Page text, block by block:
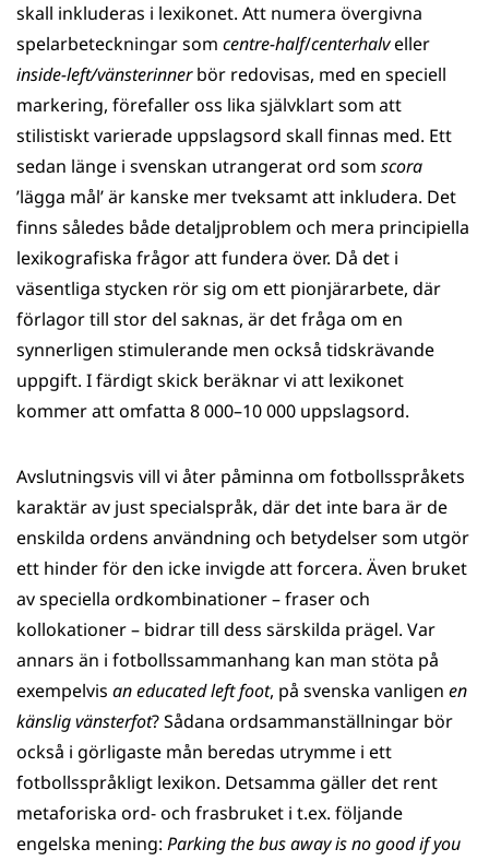
skall inkluderas i lexikonet. Att numera övergivna
spelarbeteckningar som centre-half/centerhalveller
inside-left/vänsterinnerbör redovisas, med en speciell
markering, förefaller oss lika självklart som att
stilistiskt varierade uppslagsord skall finnas med. Ett
sedan länge i svenskan utrangerat ord som scora
’lägga mål’ är kanske mer tveksamt att inkludera. Det
finns således både detaljproblem och mera principiella
lexikografiska frågor att fundera över. Då det i
väsentliga stycken rör sig om ett pionjärarbete, där
förlagor till stor del saknas, är det fråga om en
synnerligen stimulerande men också tidskrävande
uppgift. I färdigt skick beräknar vi att lexikonet
kommer att omfatta 8 000–10 000 uppslagsord.
Avslutningsvis vill vi åter påminna om fotbollsspråkets
karaktär av just specialspråk, där det inte bara är de
enskilda ordens användning och betydelser som utgör
ett hinder för den icke invigde att forcera. Även bruket
av speciella ordkombinationer – fraser och
kollokationer – bidrar till dess särskilda prägel. Var
annars än i fotbollssammanhang kan man stöta på
exempelvis an educated left foot, på svenska vanligen en
känslig vänsterfot? Sådana ordsammanställningar bör
också i görligaste mån beredas utrymme i ett
fotbollsspråkligt lexikon. Detsamma gäller det rent
metaforiska ord- och frasbruket i t.ex. följande
engelska mening: Parking the bus away is no good if you